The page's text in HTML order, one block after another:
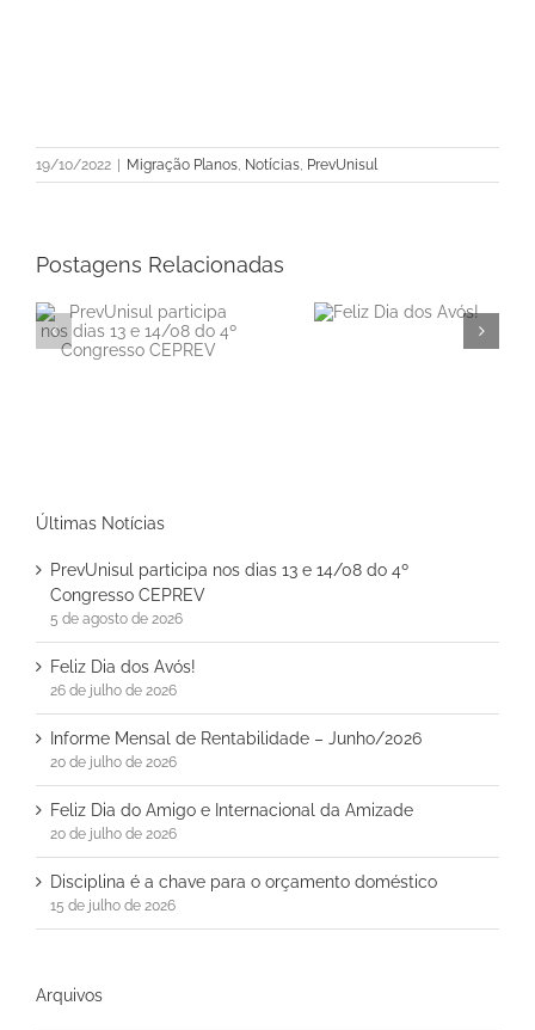
19/10/2022 | Migração Planos, Notícias, PrevUnisul
Postagens Relacionadas
Feliz Dia dos
Avós!
Últimas Notícias
PrevUnisul participa nos dias 13 e 14/08 do 4º
Congresso CEPREV
5 de agosto de 2026
Feliz Dia dos Avós!
26 de julho de 2026
Informe Mensal de Rentabilidade – Junho/2026
20 de julho de 2026
Feliz Dia do Amigo e Internacional da Amizade
20 de julho de 2026
Disciplina é a chave para o orçamento doméstico
15 de julho de 2026
Arquivos